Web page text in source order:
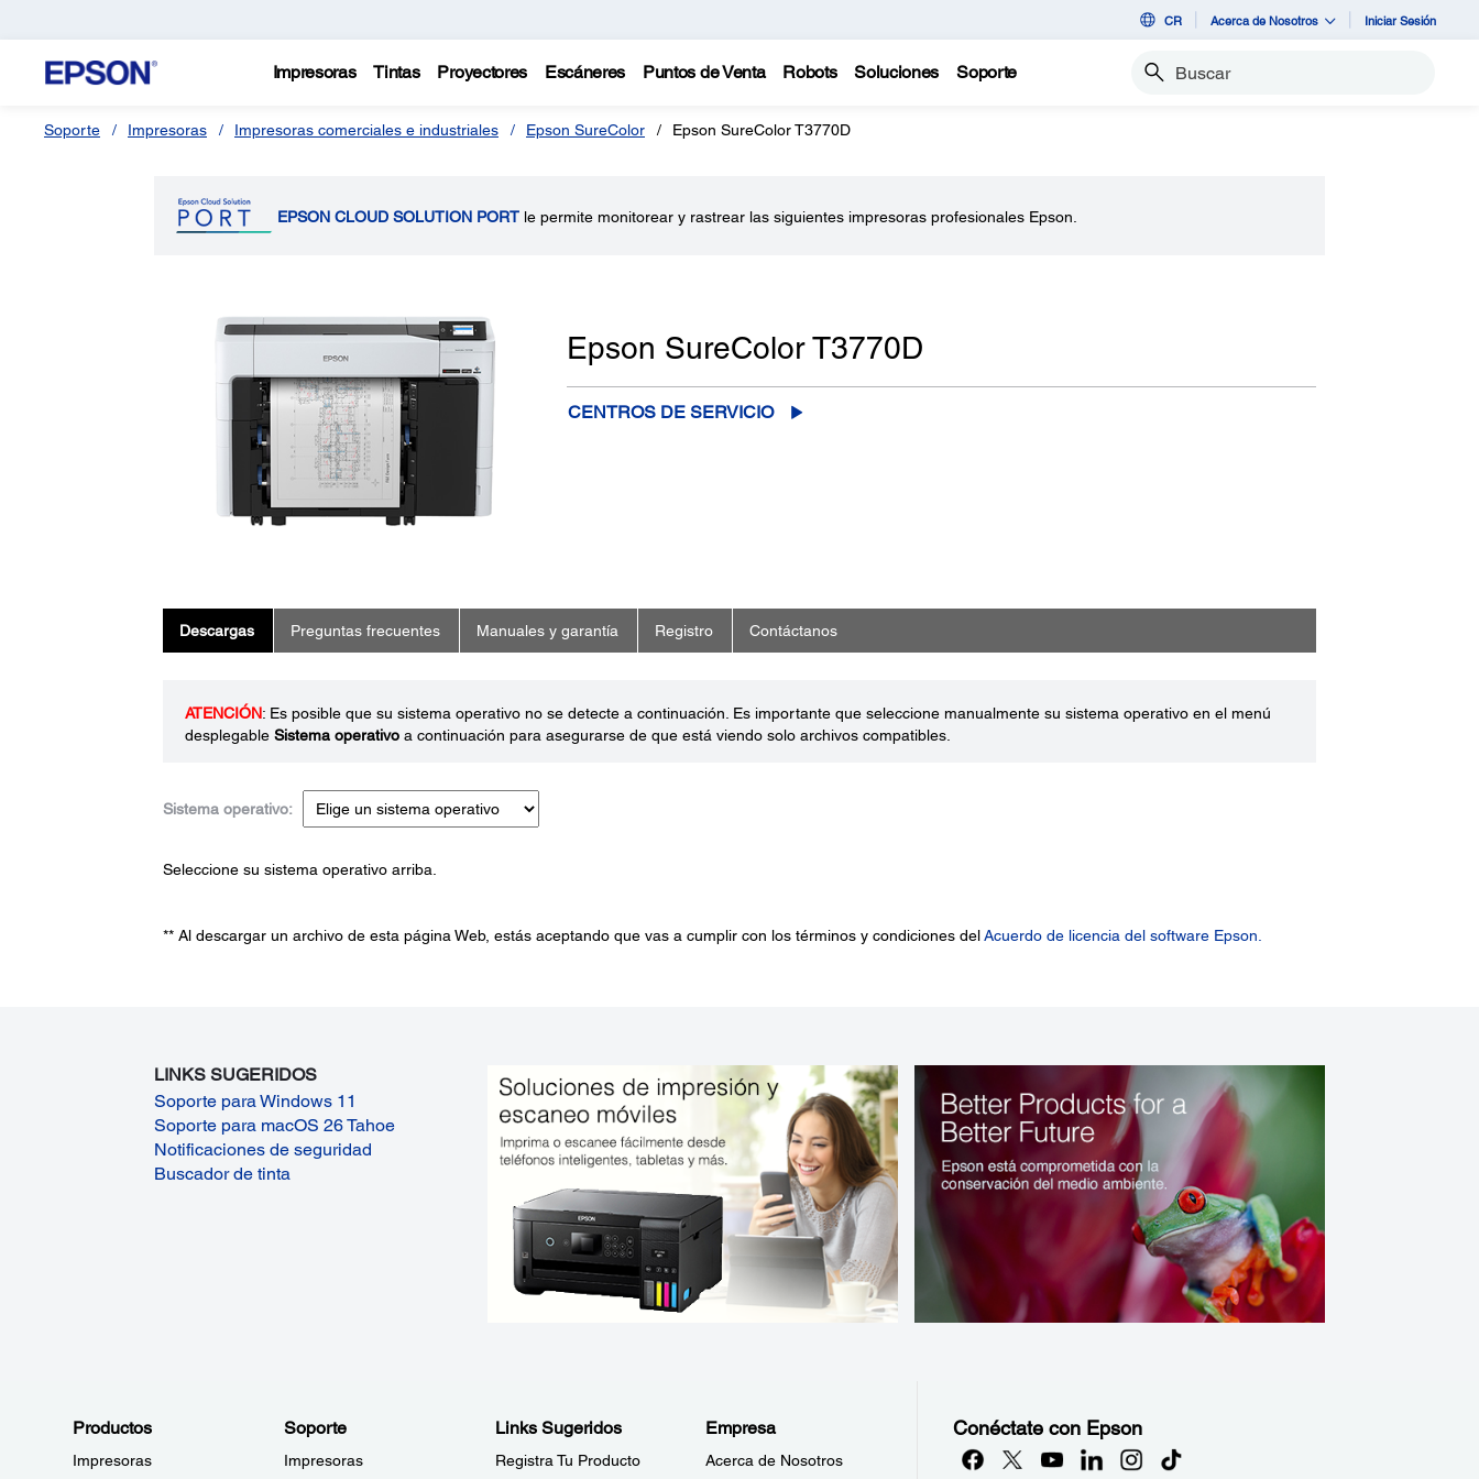
CR Acerca de Nosotros Iniciar Sesión
Impresoras Tintas Proyectores Escáneres Puntos de Venta Robots Soluciones Soporte Buscar
Soporte Impresoras Impresoras comerciales e industriales Epson SureColor Epson SureColor T3770D
EPSON CLOUD SOLUTION PORT le permite monitorear y rastrear las siguientes impresoras profesionales Epson.
Epson SureColor T3770D
CENTROS DE SERVICIO
Descargas Preguntas frecuentes Manuales y garantía Registro Contáctanos
ATENCIÓN: Es posible que su sistema operativo no se detecte a continuación. Es importante que seleccione manualmente su sistema operativo en el menú
desplegable Sistema operativoa continuación para asegurarse de que está viendo solo archivos compatibles.
Sistema operativo:
Seleccione su sistema operativo arriba.
** Al descargar un archivo de esta página Web, estás aceptando que vas a cumplir con los términos y condiciones delAcuerdo de licencia del software Epson.
LINKS SUGERIDOS
Soporte para Windows 11
Soporte para macOS 26 Tahoe
Notificaciones de seguridad
Buscador de tinta
Productos
Impresoras
Soporte
Impresoras
Links Sugeridos
Registra Tu Producto
Empresa
Acerca de Nosotros
Conéctate con Epson